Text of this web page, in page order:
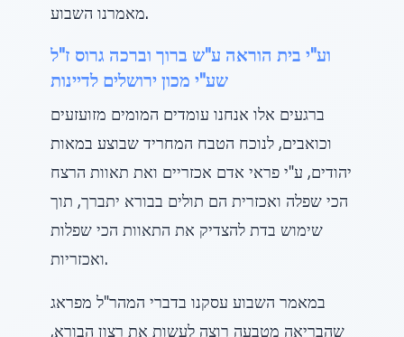
מאמרנו השבוע.
וע"י בית הוראה ע"ש ברוך וברכה גרוס ז"ל
שע"י מכון ירושלים לדיינות
ברגעים אלו אנחנו עומדים המומים מזועזעים
וכואבים, לנוכח הטבח המחריד שבוצע במאות
יהודים, ע"י פראי אדם אכזריים ואת תאוות הרצח
הכי שפלה ואכזרית הם תולים בבורא יתברך, תוך
שימוש בדת להצדיק את התאוות הכי שפלות
ואכזריות.
במאמר השבוע עסקנו בדברי המהר"ל מפראג
שהבריאה מטבעה רוצה לעשות את רצון הבורא,